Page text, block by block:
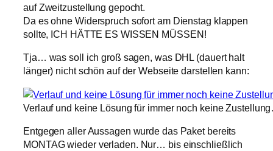
auf Zweitzustellung gepocht.
Da es ohne Widerspruch sofort am Dienstag klappen
sollte, ICH HÄTTE ES WISSEN MÜSSEN!
Tja… was soll ich groß sagen, was DHL (dauert halt
länger) nicht schön auf der Webseite darstellen kann:
Verlauf und keine Lösung für immer noch keine
Entgegen aller Aussagen wurde das Paket bereits
MONTAG wieder verladen. Nur… bis einschließlich